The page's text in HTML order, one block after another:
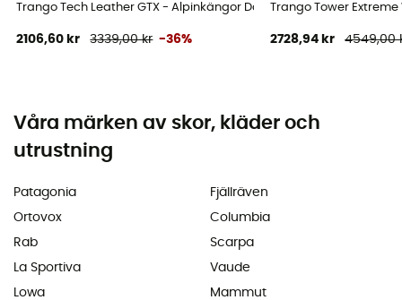
Trango Tech Leather GTX - Alpinkängor Dam
2106,60 kr 3339,00 kr -36%
Trango Tower
2728,94 kr 4549,00
Våra märken av skor, kläder och
utrustning
Patagonia
Ortovox
Rab
La Sportiva
Lowa
Fjällräven
Columbia
Scarpa
Vaude
Mammut